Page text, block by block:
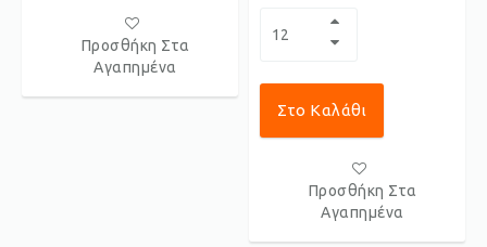
Προσθήκη Στα
Αγαπημένα
Στο Καλάθι
Προσθήκη Στα
Αγαπημένα